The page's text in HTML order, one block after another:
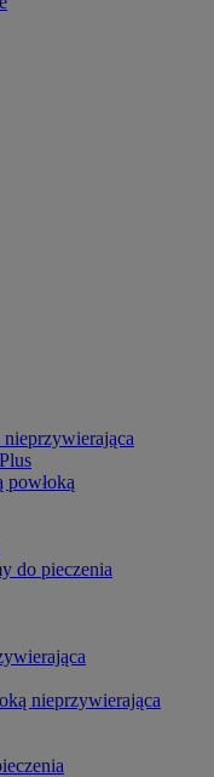
powłoką
do pieczenia
nieprzywierająca